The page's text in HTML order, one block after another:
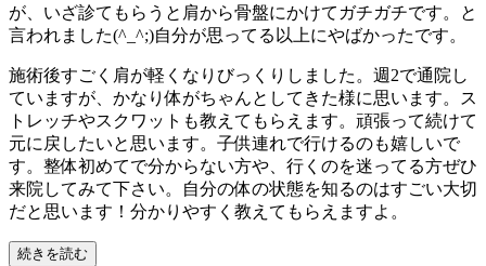
が、いざ診てもらうと肩から骨盤にかけてガチガチです。と
言われました(^_^;)自分が思ってる以上にやばかったです。
施術後すごく肩が軽くなりびっくりしました。週2で通院し
ていますが、かなり体がちゃんとしてきた様に思います。ス
トレッチやスクワットも教えてもらえます。頑張って続けて
元に戻したいと思います。子供連れで行けるのも嬉しいで
す。整体初めてで分からない方や、行くのを迷ってる方ぜひ
来院してみて下さい。自分の体の状態を知るのはすごい大切
だと思います！分かりやすく教えてもらえますよ。
続きを読む